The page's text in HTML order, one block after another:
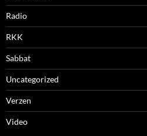
Radio
RKK
Sabbat
Uncategorized
Verzen
Video